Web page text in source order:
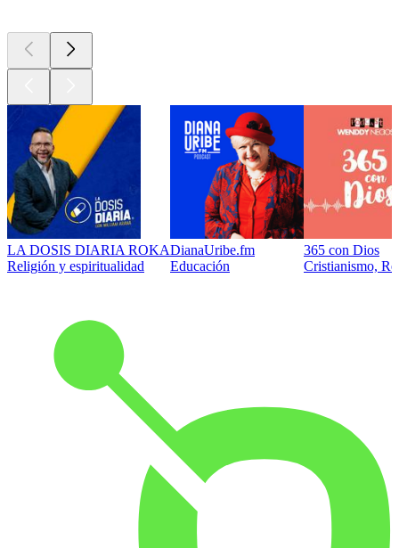
LA DOSIS DIARIA ROKA
Religión y espiritualidad
DianaUribe.fm
Educación
365 con Dios
Cristianismo,